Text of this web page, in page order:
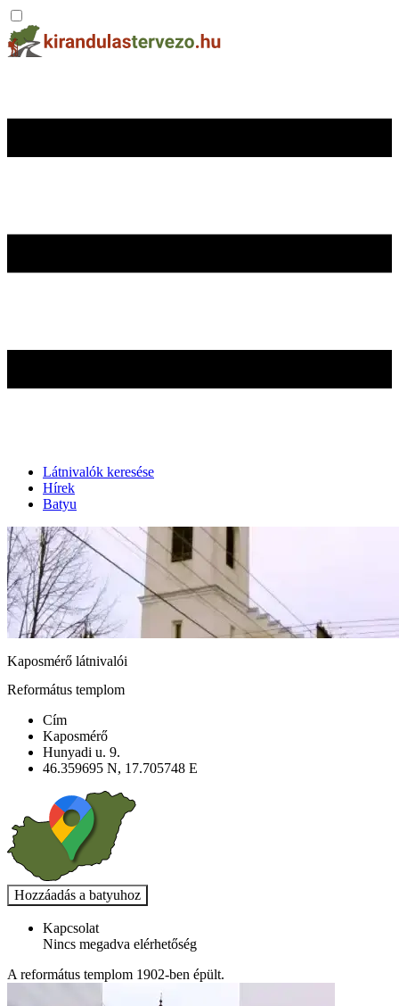
Látnivalók keresése
Hírek
Batyu
Kaposmérő látnivalói
Református templom
Cím
Kaposmérő
Hunyadi u. 9.
46.359695 N, 17.705748 E
Kapcsolat
Nincs megadva elérhetőség
A református templom 1902-ben épült.